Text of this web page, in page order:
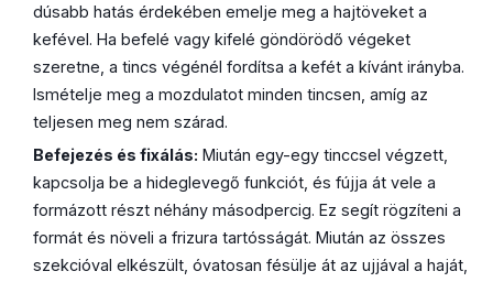
dúsabb hatás érdekében emelje meg a hajtöveket a
kefével. Ha befelé vagy kifelé göndörödő végeket
szeretne, a tincs végénél fordítsa a kefét a kívánt irányba.
Ismételje meg a mozdulatot minden tincsen, amíg az
teljesen meg nem szárad.
Befejezés és fixálás: Miután egy-egy tinccsel végzett,
kapcsolja be a hideglevegő funkciót, és fújja át vele a
formázott részt néhány másodpercig. Ez segít rögzíteni a
formát és növeli a frizura tartósságát. Miután az összes
szekcióval elkészült, óvatosan fésülje át az ujjával a haját,